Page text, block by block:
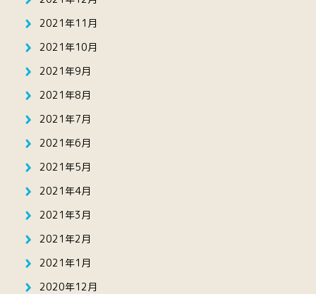
2021年11月
2021年10月
2021年9月
2021年8月
2021年7月
2021年6月
2021年5月
2021年4月
2021年3月
2021年2月
2021年1月
2020年12月